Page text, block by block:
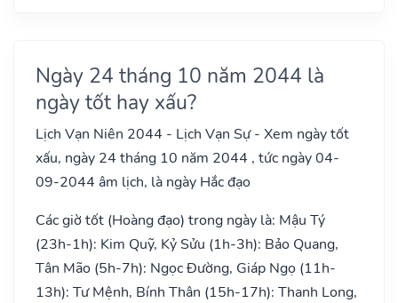
Ngày 24 tháng 10 năm 2044 là
ngày tốt hay xấu?
Lịch Vạn Niên 2044 - Lịch Vạn Sự - Xem ngày tốt
xấu, ngày 24 tháng 10 năm 2044 , tức ngày 04-
09-2044 âm lịch, là ngày Hắc đạo
Các giờ tốt (Hoàng đạo) trong ngày là: Mậu Tý
(23h-1h): Kim Quỹ, Kỷ Sửu (1h-3h): Bảo Quang,
Tân Mão (5h-7h): Ngọc Đường, Giáp Ngọ (11h-
13h): Tư Mệnh, Bính Thân (15h-17h): Thanh Long,